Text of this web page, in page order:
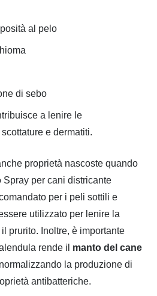
al pelo
di sebo
a lenire le
e dermatiti.
proprietà nascoste quando
per cani districante
per i peli sottili e
utilizzato per lenire la
prurito. Inoltre, è importante
rende il manto del cane
la produzione di
antibatteriche.